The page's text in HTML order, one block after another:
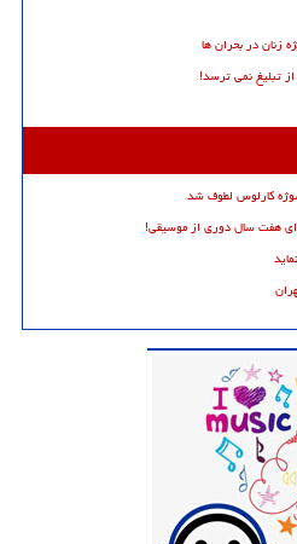
زنان در بحران ها
تبلیغ نمی ترسد!
کارلوس لطوف شد
هفت سال دوری از موسیقی!